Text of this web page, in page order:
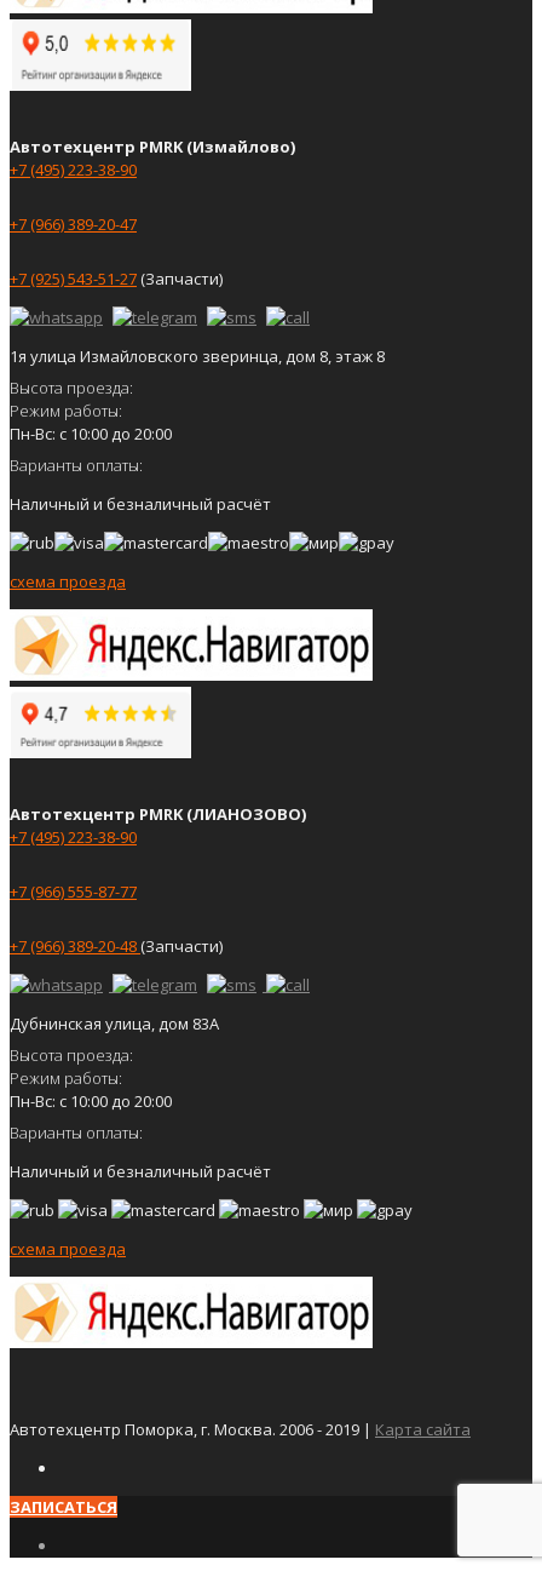
Автотехцентр PMRK (Измайлово)
+7 (495) 223-38-90
+7 (966) 389-20-47
+7 (925) 543-51-27(Запчасти)
1я улица Измайловского зверинца, дом 8, этаж 8
Высота проезда:
Режим работы:
Пн-Вс: с 10:00 до 20:00
Варианты оплаты:
Наличный и безналичный расчёт
схема проезда
Автотехцентр PMRK (ЛИАНОЗОВО)
+7 (495) 223-38-90
+7 (966) 555-87-77
+7 (966) 389-20-48(Запчасти)
Дубнинская улица, дом 83А
Высота проезда:
Режим работы:
Пн-Вс: с 10:00 до 20:00
Варианты оплаты:
Наличный и безналичный расчёт
схема проезда
Автотехцентр Поморка, г. Москва. 2006 - 2019 | Карта сайта
ЗАПИСАТЬСЯ